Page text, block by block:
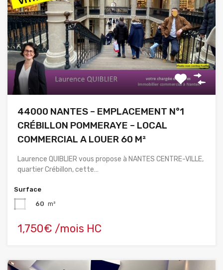
44000 NANTES – EMPLACEMENT N°1
CRÉBILLON POMMERAYE – LOCAL
COMMERCIAL A LOUER 60 M²
Laurence QUIBLIER vous propose à NANTES CENTRE-VILLE,
quartier Crébillon, cette…
Surface
60 m²
1,750€ /mois HC